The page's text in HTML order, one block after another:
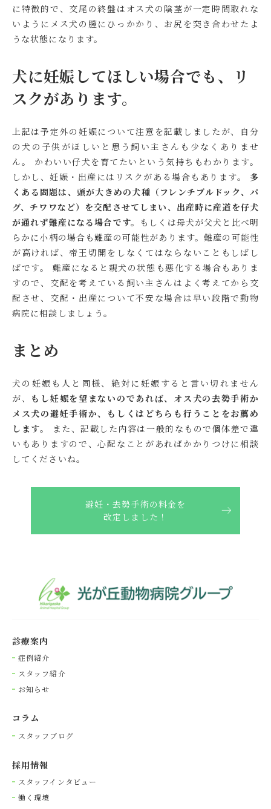
に特徴的で、交尾の終盤はオス犬の陰茎が一定時間取れな
いようにメス犬の膣にひっかかり、お尻を突き合わせたよ
うな状態になります。
犬に妊娠してほしい場合でも、リ
スクがあります。
上記は予定外の妊娠について注意を記載しましたが、自分
の犬の子供がほしいと思う飼い主さんも少なくありませ
ん。 かわいい仔犬を育てたいという気持ちもわかります。
しかし、妊娠・出産にはリスクがある場合もあります。 多
くある問題は、頭が大きめの犬種（フレンチブルドック、パ
グ、チワワなど）を交配させてしまい、出産時に産道を仔犬
が通れず難産になる場合です。
もしくは母犬が父犬と比べ明
らかに小柄の場合も難産の可能性があります。難産の可能性
が高ければ、帝王切開をしなくてはならないこともしばし
ばです。 難産になると親犬の状態も悪化する場合もありま
すので、交配を考えている飼い主さんはよく考えてから交
配させ、交配・出産について不安な場合は早い段階で動物
病院に相談しましょう。
まとめ
犬の妊娠も人と同様、絶対に妊娠すると言い切れません
が、 もし妊娠を望まないのであれば、オス犬の去勢手術か
メス犬の避妊手術か、もしくはどちらも行うことをお薦め
します。
また、記載した内容は一般的なもので個体差で違
いもありますので、心配なことがあればかかりつけに相談
してくださいね。
避妊・去勢手術の料金を
改定しました！
診療案内
症例紹介
スタッフ紹介
お知らせ
コラム
スタッフブログ
採⽤情報
スタッフインタビュー
働く環境